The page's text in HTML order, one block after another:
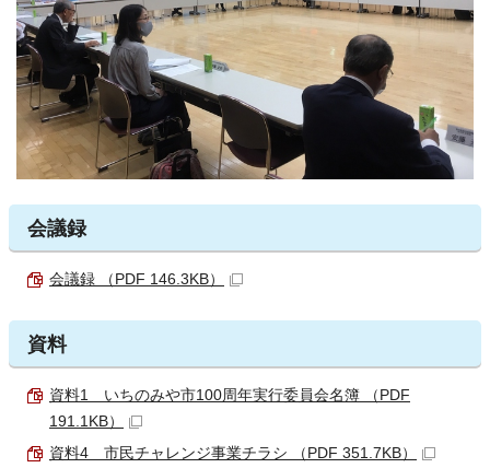
会議録
会議録 （PDF 146.3KB）
資料
資料1 いちのみや市100周年実行委員会名簿 （PDF
191.1KB）
資料4 市民チャレンジ事業チラシ （PDF 351.7KB）